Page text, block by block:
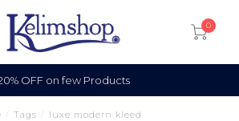
0
OFF on few Products
Tags luxe modern kleed